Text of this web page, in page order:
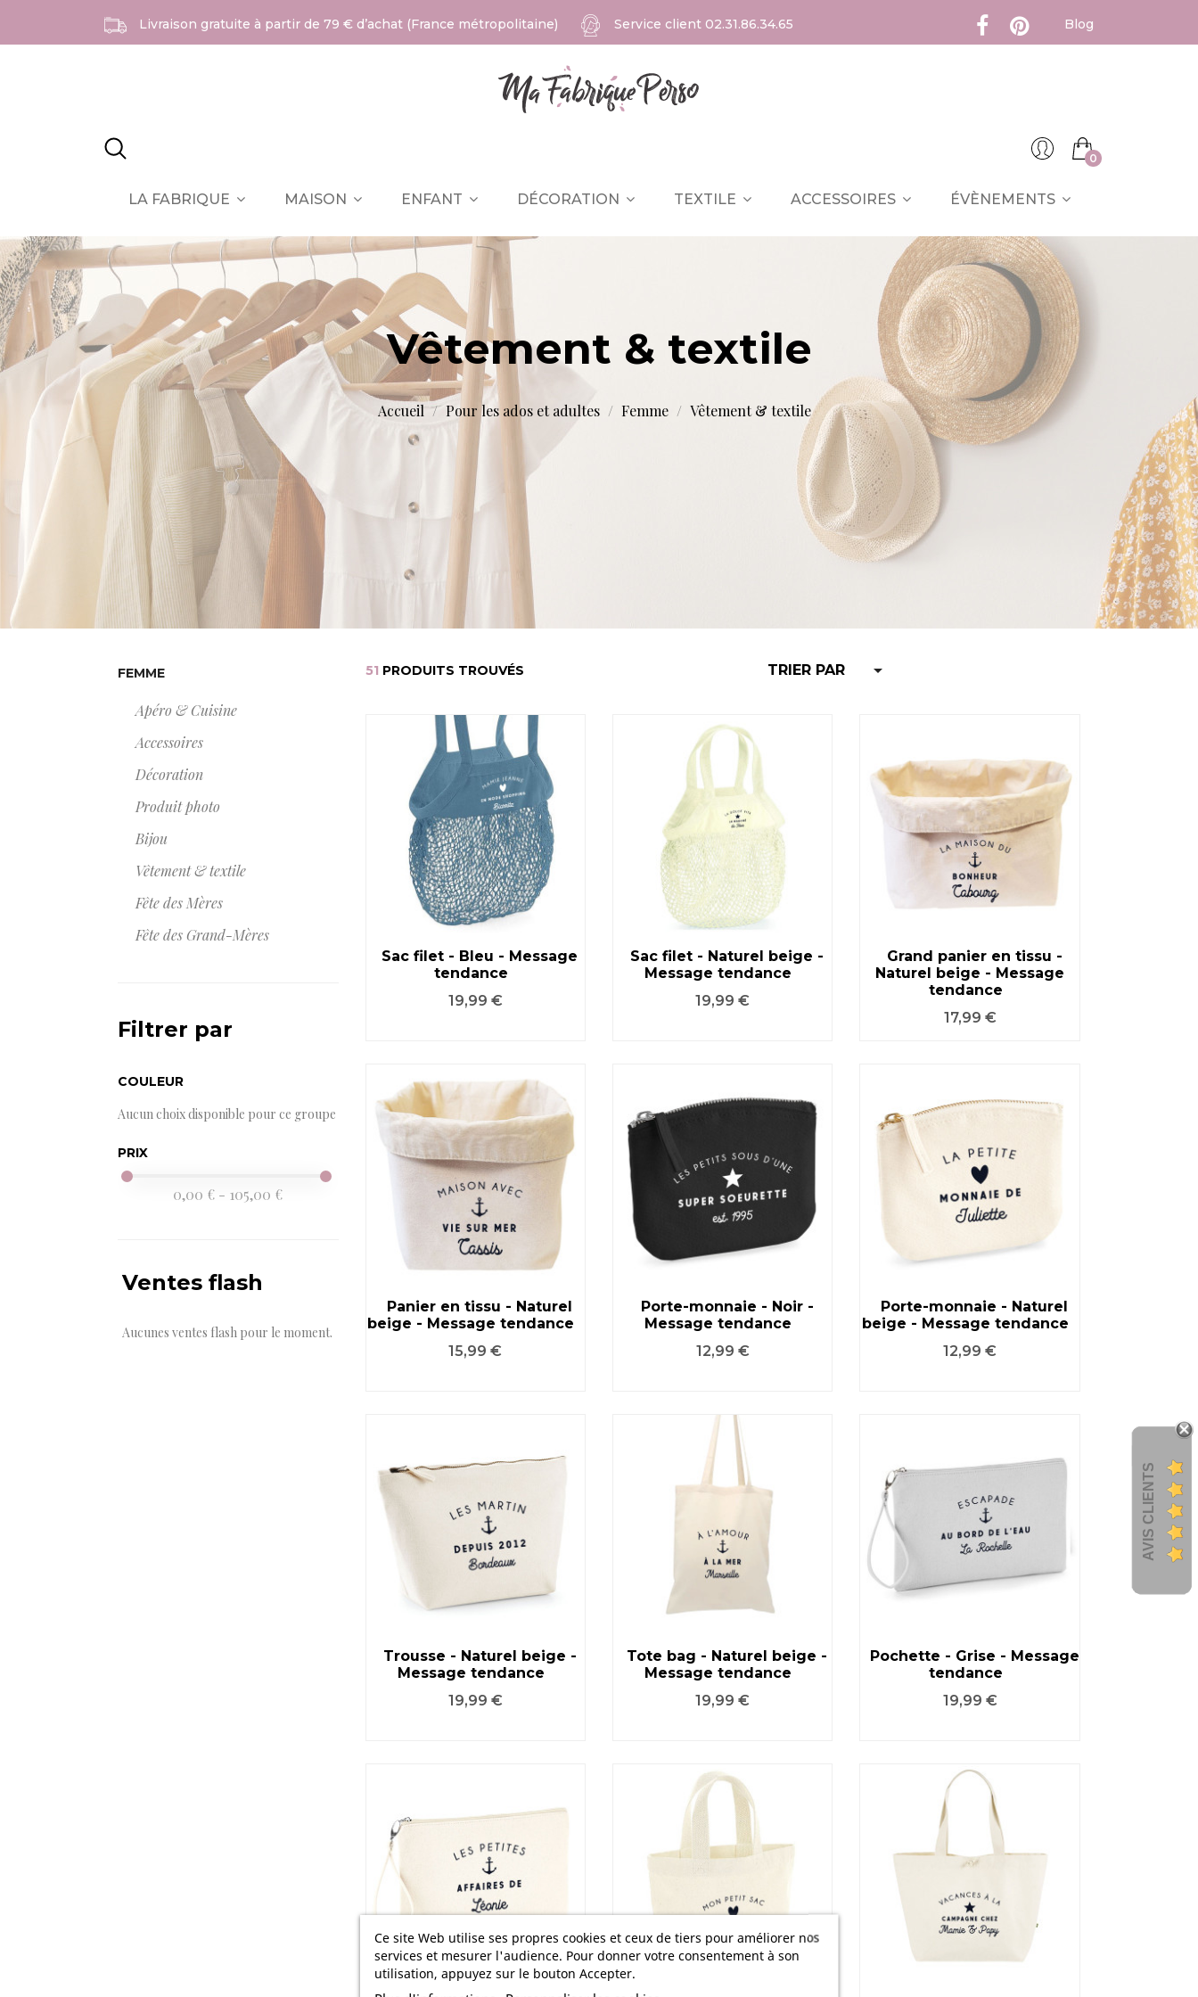
Livraison gratuite à partir de 79 € d’achat (France métropolitaine) Service client 02.31.86.34.65 Blog
0
Ce site Web utilise ses propres cookies et ceux de tiers pour améliorer nos
services et mesurer l'audience. Pour donner votre consentement à son
utilisation, appuyez sur le bouton Accepter.
LA FABRIQUE MAISON ENFANT DÉCORATION TEXTILE ACCESSOIRES ÉVÈNEMENTS
Vêtement & textile
Accueil Pour les ados et adultes Femme Vêtement & textile
FEMME
Apéro & Cuisine
Accessoires
Décoration
Produit photo
Bijou
Vêtement & textile
Fête des Mères
Fête des Grand-Mères
Filtrer par
COULEUR
Aucun choix disponible pour ce groupe
PRIX
0,00 € - 105,00 €
Ventes flash
Aucunes ventes flash pour le moment.
51 PRODUITS TROUVÉS TRIER PAR 
Sac filet - Bleu - Message
tendance
Prix
19,99 €
VOIR LE PRODUIT
Sac filet - Naturel beige -
Message tendance
Prix
19,99 €
VOIR LE PRODUIT
Grand panier en tissu -
Naturel beige - Message
tendance
Prix
17,99 €
VOIR LE PRODUIT
Panier en tissu - Naturel
beige - Message tendance
Prix
15,99 €
VOIR LE PRODUIT
Porte-monnaie - Noir -
Message tendance
Prix
12,99 €
VOIR LE PRODUIT
Porte-monnaie - Naturel
beige - Message tendance
Prix
12,99 €
VOIR LE PRODUIT
Trousse - Naturel beige -
Message tendance
Prix
19,99 €
VOIR LE PRODUIT
Tote bag - Naturel beige -
Message tendance
Prix
19,99 €
VOIR LE PRODUIT
Pochette - Grise - Message
tendance
Prix
19,99 €
VOIR LE PRODUIT
AVIS CLIENTS